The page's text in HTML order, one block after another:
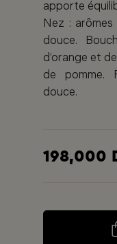
apporte
Nez : arômes
douce.
d’orange et
de pomme.
douce.
198,000